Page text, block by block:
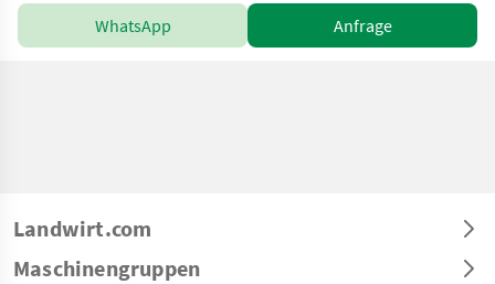
WhatsApp Anfrage
Landwirt.com
Maschinengruppen